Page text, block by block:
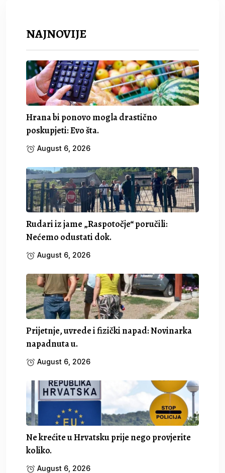
NAJNOVIJE
Hrana bi ponovo mogla drastično
poskupjeti: Evo šta.
August 6, 2026
Rudari iz jame „Raspotočje“ poručili:
Nećemo odustati dok.
August 6, 2026
Prijetnje, uvrede i fizički napad: Novinarka
napadnuta u.
August 6, 2026
Ne krećite u Hrvatsku prije nego provjerite
koliko.
August 6, 2026